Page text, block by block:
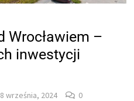
Wrocławiem –
inwestycji
września, 2024 0